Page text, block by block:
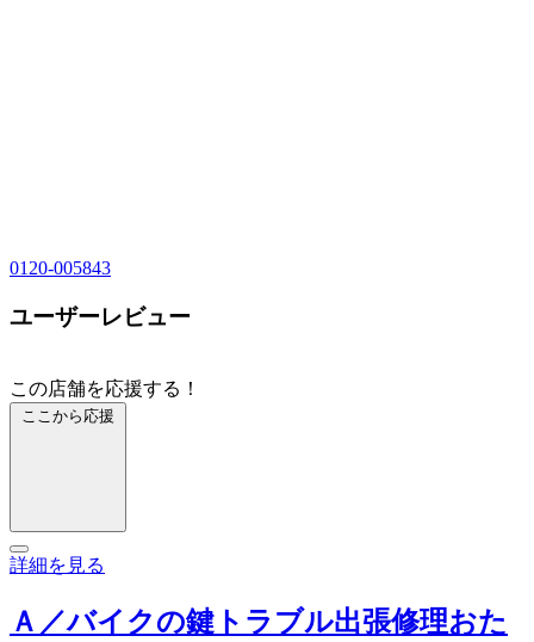
0120-005843
ユーザーレビュー
この店舗を応援する！
ここから応援
詳細を見る
Ａ／バイクの鍵トラブル出張修理おた